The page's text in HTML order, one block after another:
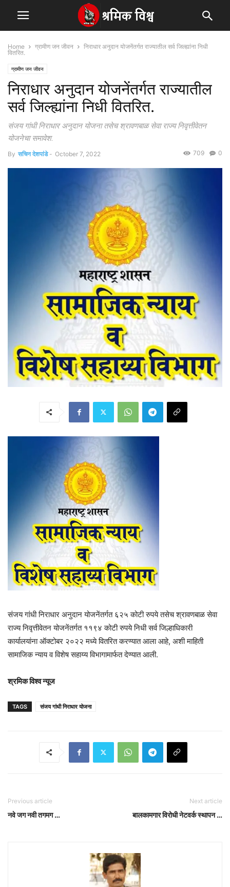
Home ग्रामीण जन जीवन
निराधार अनुदान योजनेंतर्गत राज्यातील सर्व जिल्ह्यांना निधी
वितरित.
ग्रामीण जन जीवन
निराधार अनुदान योजनेंतर्गत राज्यातील
सर्व जिल्ह्यांना निधी वितरित.
संजय गांधी निराधार अनुदान योजना तसेच श्रावणबाळ सेवा राज्य निवृत्तीवेतन
योजनेचा समावेश.
By सचिन देशपांडे - October 7, 2022 0
709
संजय गांधी निराधार अनुदान योजनेंतर्गत ६२५ कोटी रुपये तसेच श्रावणबाळ सेवा
राज्य निवृत्तीवेतन योजनेंतर्गत ११९४ कोटी रुपये निधी सर्व जिल्हाधिकारी
कार्यालयांना ऑक्टोबर २०२२ मध्ये वितरित करण्यात आला आहे, अशी माहिती
सामाजिक न्याय व विशेष सहाय्य विभागामार्फत देण्यात आली.
श्रमिकविश्वन्यूज
TAGS संजय गांधी निराधार योजना
Previous article
नवे जग नवी तगमग …
Next article
बालकामगार विरोधी नेटवर्क स्थापन …